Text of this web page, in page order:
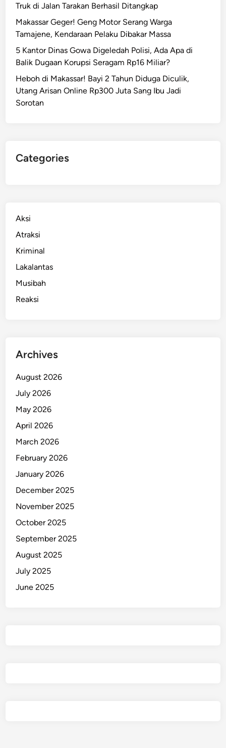
Truk di Jalan Tarakan Berhasil Ditangkap
Makassar Geger! Geng Motor Serang Warga
Tamajene, Kendaraan Pelaku Dibakar Massa
5 Kantor Dinas Gowa Digeledah Polisi, Ada Apa di
Balik Dugaan Korupsi Seragam Rp16 Miliar?
Heboh di Makassar! Bayi 2 Tahun Diduga Diculik,
Utang Arisan Online Rp300 Juta Sang Ibu Jadi
Sorotan
Categories
Aksi
Atraksi
Kriminal
Lakalantas
Musibah
Reaksi
Archives
August 2026
July 2026
May 2026
April 2026
March 2026
February 2026
January 2026
December 2025
November 2025
October 2025
September 2025
August 2025
July 2025
June 2025